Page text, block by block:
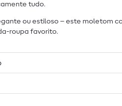
tudo.
ou estiloso – este moletom
roupa favorito.